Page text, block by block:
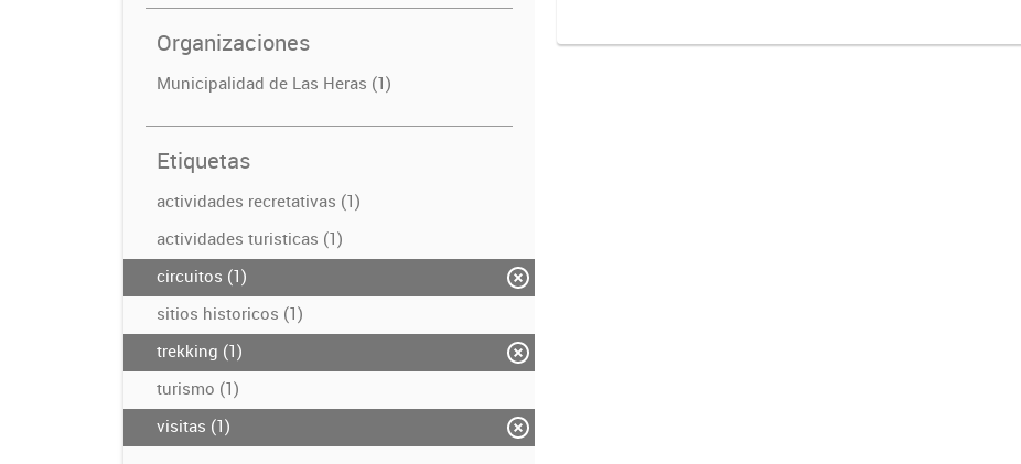
Organizaciones
Municipalidad de Las Heras (1)
Etiquetas
actividades recretativas (1)
actividades turisticas (1)
circuitos (1)
sitios historicos (1)
trekking (1)
turismo (1)
visitas (1)